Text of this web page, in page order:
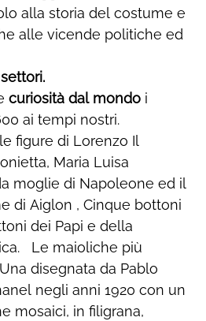
alla storia del costume e
alle vicende politiche ed
curiosità dal mondo i
ai tempi nostri.
figure di Lorenzo Il
Maria Luisa
moglie di Napoleone ed il
di Aiglon , Cinque bottoni
dei Papi e della
Le maioliche più
disegnata da Pablo
negli anni 1920 con un
mosaici, in filigrana,